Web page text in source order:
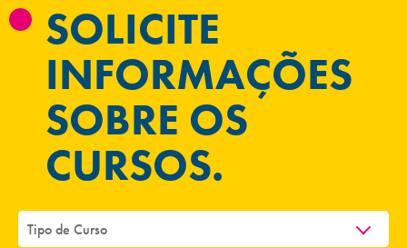
SOLICITE
INFORMAÇÕES
SOBRE OS
CURSOS.